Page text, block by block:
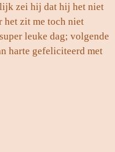
zei hij dat hij het niet
het zit me toch niet
leuke dag; volgende
harte gefeliciteerd met